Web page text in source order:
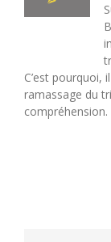
C’est pourquoi,
ramassage du